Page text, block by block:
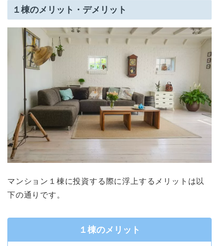
１棟のメリット・デメリット
マンション１棟に投資する際に浮上するメリットは以
下の通りです。
１棟のメリット